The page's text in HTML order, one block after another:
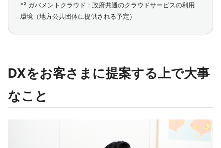
*² ガバメントクラウド：政府共通のクラウドサービスの利用
環境（地方公共団体に提供される予定）
DXをお客さまに提案する上で大事
なこと